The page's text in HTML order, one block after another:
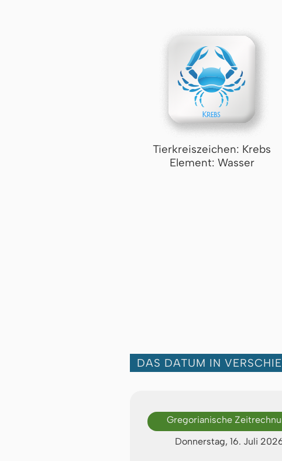
Tierkreiszeichen: Krebs
Element: Wasser
DAS DATUM IN
Gregorianische
Donnerstag, 16. Juli